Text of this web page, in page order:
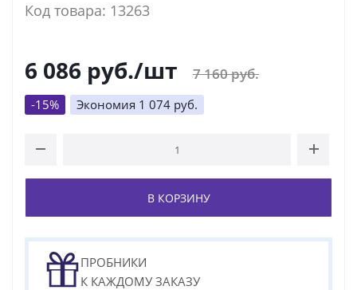
Код товара: 13263
6 086 руб./шт 7 160руб.
-15% Экономия 1 074 руб.
В КОРЗИНУ
ПРОБНИКИ
К КАЖДОМУ ЗАКАЗУ